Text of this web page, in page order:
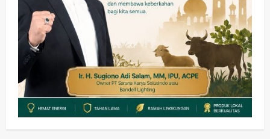
1
Kesehatan Pembangunan
Pemerintahan
PANAS! Kalah Tender Proyek RSUD
Sibar Rp 9,9 M, Beranikah CV Tiga
Anugerah Utama Pertaruhkan
Jaminan Rp 100 Juta?
wartanusa 5 Agustus 2026
Olahraga
Adu Taktik di Atas Rumput Sintetis:
PWI dan Sapma PP Sidoarjo
Memanaskan Mesin Menuju Piala
Soccer